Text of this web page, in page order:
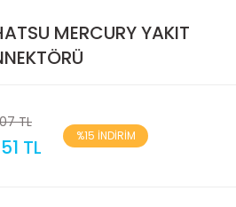
MERCURY YAKIT
TL
TL %15 İNDİRİM